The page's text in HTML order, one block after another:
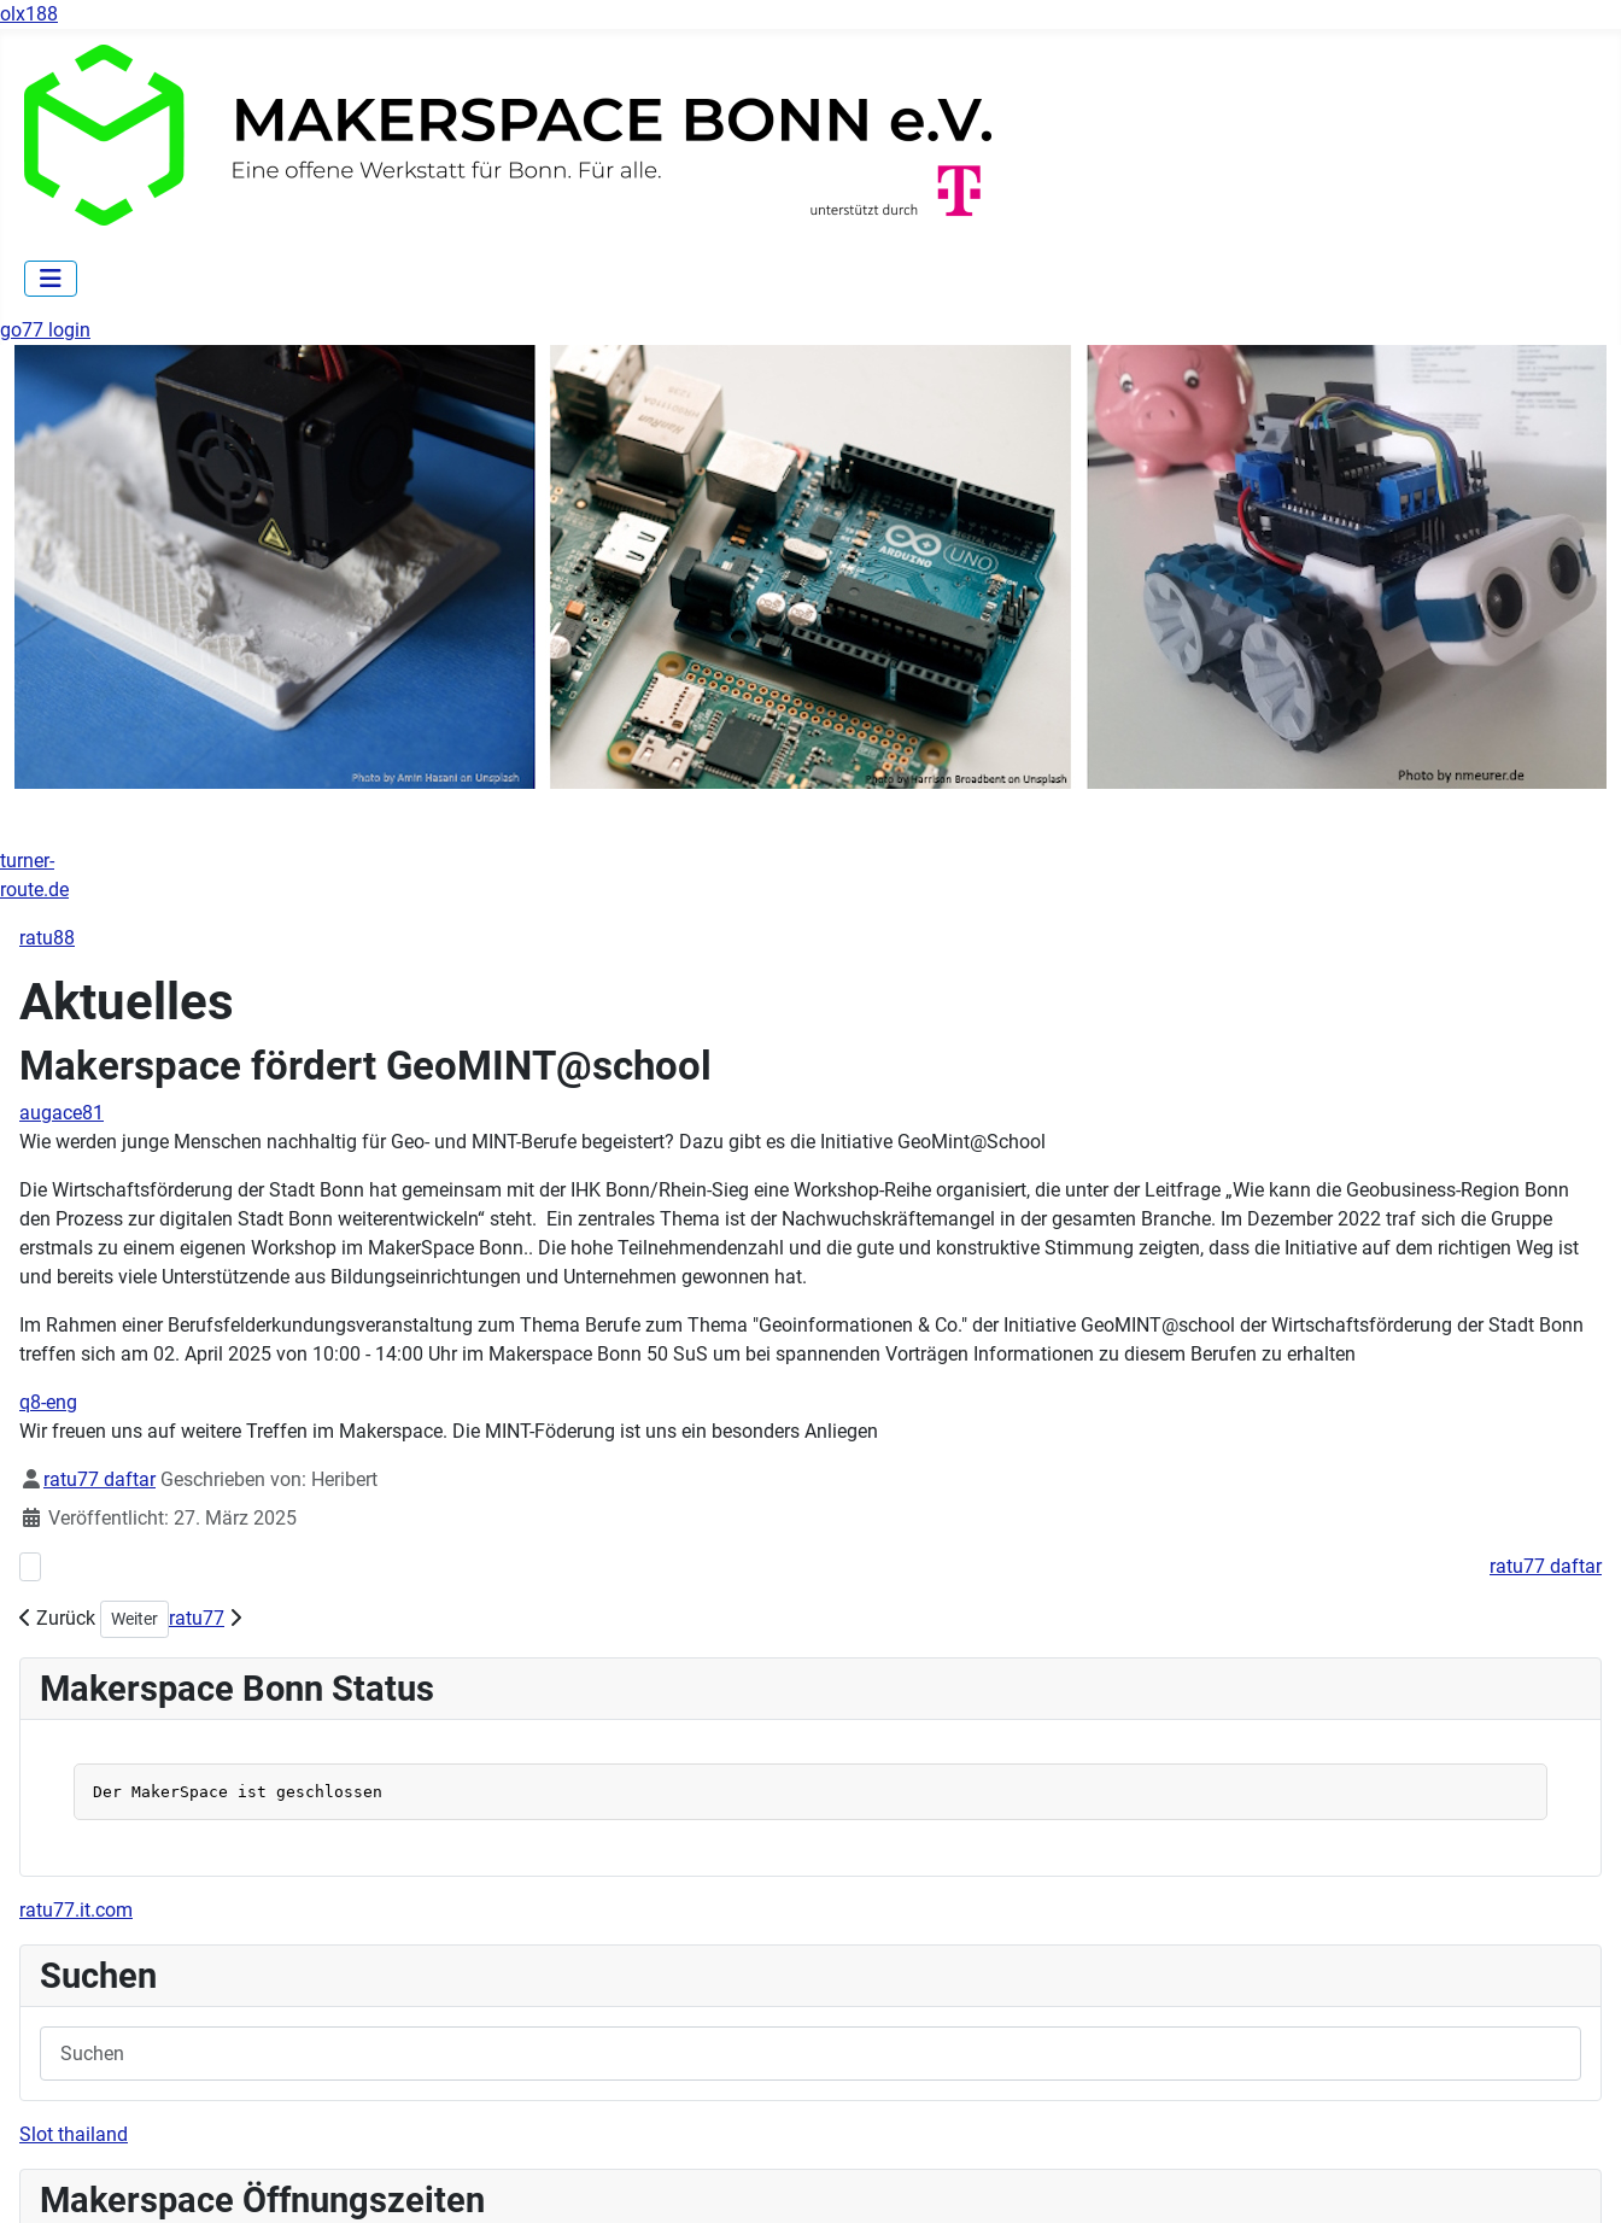
olx188
go77 login
ratu88
Aktuelles
Makerspace fördert GeoMINT@school
augace81
Wie werden junge Menschen nachhaltig für Geo- und MINT-Berufe begeistert? Dazu gibt es die Initiative GeoMint@School
Die Wirtschaftsförderung der Stadt Bonn hat gemeinsam mit der IHK Bonn/Rhein-Sieg eine Workshop-Reihe organisiert, die unter der Leitfrage „Wie kann die Geobusiness-Region Bonn
den Prozess zur digitalen Stadt Bonn weiterentwickeln“ steht. Ein zentrales Thema ist der Nachwuchskräftemangel in der gesamten Branche. Im Dezember 2022 traf sich die Gruppe
erstmals zu einem eigenen Workshop im MakerSpace Bonn.. Die hohe Teilnehmendenzahl und die gute und konstruktive Stimmung zeigten, dass die Initiative auf dem richtigen Weg ist
und bereits viele Unterstützende aus Bildungseinrichtungen und Unternehmen gewonnen hat.
Im Rahmen einer Berufsfelderkundungsveranstaltung zum Thema Berufe zum Thema "Geoinformationen & Co." der Initiative GeoMINT@school der Wirtschaftsförderung der Stadt Bonn
treffen sich am 02. April 2025 von 10:00 - 14:00 Uhr im Makerspace Bonn 50 SuS um bei spannenden Vorträgen Informationen zu diesem Berufen zu erhalten
q8-eng
Wir freuen uns auf weitere Treffen im Makerspace. Die MINT-Föderung ist uns ein besonders Anliegen
Details
ratu77 daftarGeschrieben von: Heribert
Veröffentlicht: 27. März 2025
ratu77 daftar
Zurück Nächster Beitrag: TDD (Test Driven Development) Workshop
Weiter ratu77
turner-
route.de
Makerspace Bonn Status
ratu77.it.com
Suchen
Slot thailand
Makerspace Öffnungszeiten